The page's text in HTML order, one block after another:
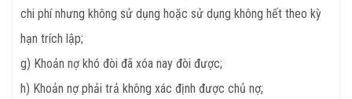
chi phí nhưng không sử dụng hoặc sử dụng không hết theo kỳ
hạn trích lập;
g) Khoản nợ khó đòi đã xóa nay đòi được;
h) Khoản nợ phải trả không xác định được chủ nợ;